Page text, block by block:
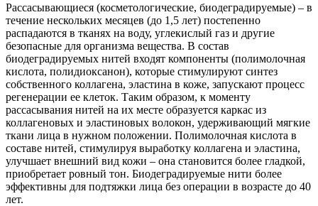
Рассасывающиеся (косметологические, биодеградируемые) – в
течение нескольких месяцев (до 1,5 лет) постепенно
распадаются в тканях на воду, углекислый газ и другие
безопасные для организма вещества. В состав
биодеградируемых нитей входят компоненты (полимолочная
кислота, полидиоксанон), которые стимулируют синтез
собственного коллагена, эластина в коже, запускают процесс
регенерации ее клеток. Таким образом, к моменту
рассасывания нитей на их месте образуется каркас из
коллагеновых и эластиновых волокон, удерживающий мягкие
ткани лица в нужном положении. Полимолочная кислота в
составе нитей, стимулируя выработку коллагена и эластина,
улучшает внешний вид кожи – она становится более гладкой,
приобретает ровный тон. Биодеградируемые нити более
эффективны для подтяжки лица без операции в возрасте до 40
лет.